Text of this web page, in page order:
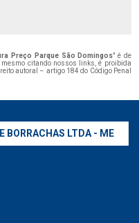
Preço Parque São Domingos" é de
citando nossos links, é proibida
autoral – artigo 184 do Código Penal
BORRACHAS LTDA - ME